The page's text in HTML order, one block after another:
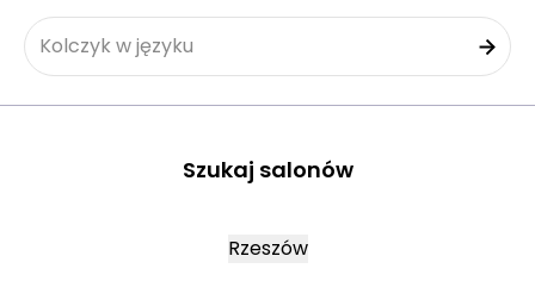
Kolczyk w języku
Szukaj salonów
Rzeszów